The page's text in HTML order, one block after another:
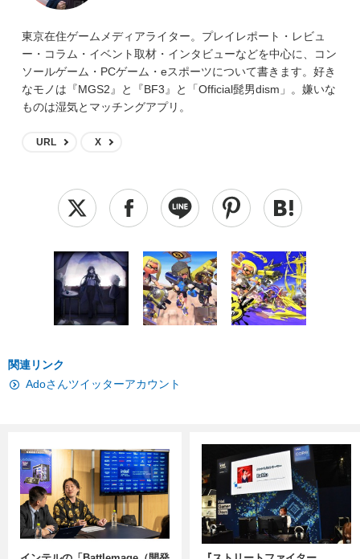
東京在住ゲームメディアライター。プレイレポート・レビュ
ー・コラム・イベント取材・インタビューなどを中心に、コン
ソールゲーム・PCゲーム・eスポーツについて書きます。好き
なモノは『MGS2』と『BF3』と「Official髭男dism」。嫌いな
ものは湿気とマッチングアプリ。
URL X
関連リンク
Adoさんツイッターアカウント